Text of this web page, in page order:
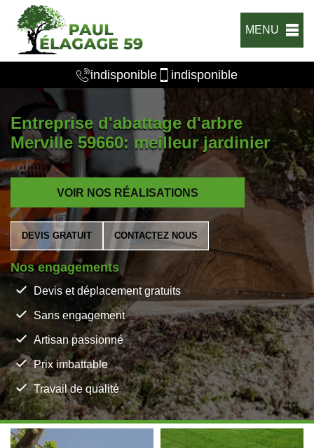
MENU
indisponible indisponible
Entreprise d'abattage d'arbre
Merville 59660: meilleur jardinier
VOIR NOS RÉALISATIONS
DEVIS GRATUIT CONTACTEZ NOUS
Nos engagements
Devis et déplacement gratuits
Sans engagement
Artisan passionné
Prix imbattable
Travail de qualité